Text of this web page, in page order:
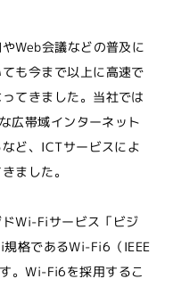
Web会議などの普及に
も今まで以上に高速で
てきました。当社では
広帯域インターネット
ど、ICTサービスによ
ました。
Wi-Fiサービス「ビジ
格であるWi-Fi6（IEEE
。Wi-Fi6を採用するこ